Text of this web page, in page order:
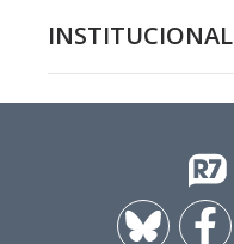
INSTITUCIONAL